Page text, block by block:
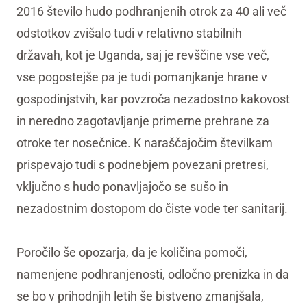
2016 število hudo podhranjenih otrok za 40 ali več
odstotkov zvišalo tudi v relativno stabilnih
državah, kot je Uganda, saj je revščine vse več,
vse pogostejše pa je tudi pomanjkanje hrane v
gospodinjstvih, kar povzroča nezadostno kakovost
in neredno zagotavljanje primerne prehrane za
otroke ter nosečnice. K naraščajočim številkam
prispevajo tudi s podnebjem povezani pretresi,
vključno s hudo ponavljajočo se sušo in
nezadostnim dostopom do čiste vode ter sanitarij.
Poročilo še opozarja, da je količina pomoči,
namenjene podhranjenosti, odločno prenizka in da
se bo v prihodnjih letih še bistveno zmanjšala,